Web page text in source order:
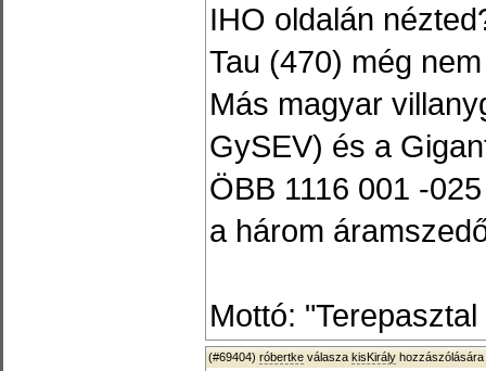
IHO oldalán
Tau (470) még
Más magyar
GySEV) és a
ÖBB 1116 001 -
a három
Mottó:
(#69404) róbertke válasza kisKirály hozzászólására